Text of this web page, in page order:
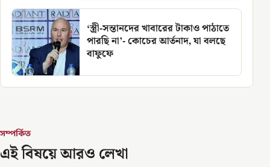
‘স্ত্রী-সন্তানদের খাবারের টাকাও পাঠাতে
পারছি না’- কোচের আর্তনাদ, যা বলছে
বাফুফে
সম্পর্কিত
এই বিষয়ে আরও লেখা